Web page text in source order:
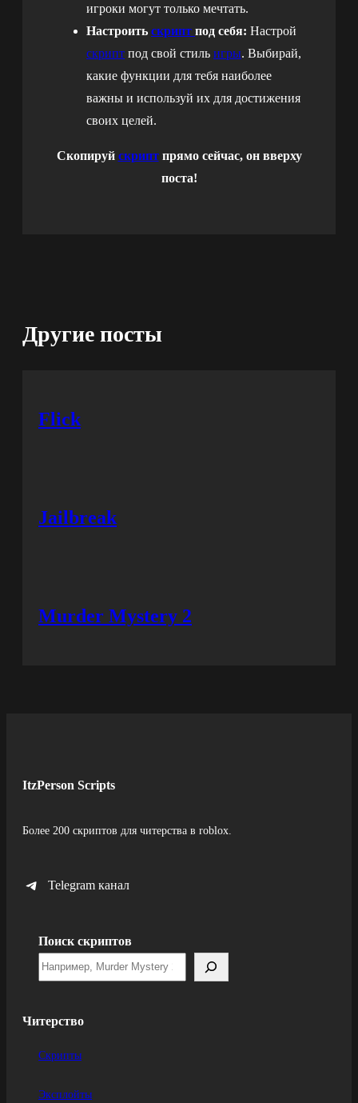
игроки могут только мечтать.
Настроить скрипт под себя: Настрой
скрипт под свой стиль игры. Выбирай,
какие функции для тебя наиболее
важны и используй их для достижения
своих целей.
Скопируй скриптпрямо сейчас, он вверху
поста!
Другие посты
Flick
Jailbreak
Murder Mystery 2
ItzPerson Scripts
Более 200 скриптов для читерства в roblox.
Telegram канал
Поиск скриптов
Читерство
Скрипты
Эксплойты